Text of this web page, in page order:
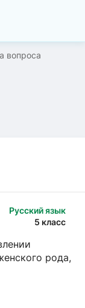
вопроса
Русский язык
5 класс
рода,